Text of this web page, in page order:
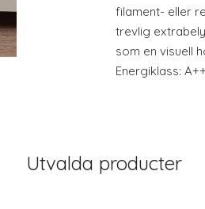
filament- eller
trevlig
som en visuell
Energiklass: A++
Utvalda producter